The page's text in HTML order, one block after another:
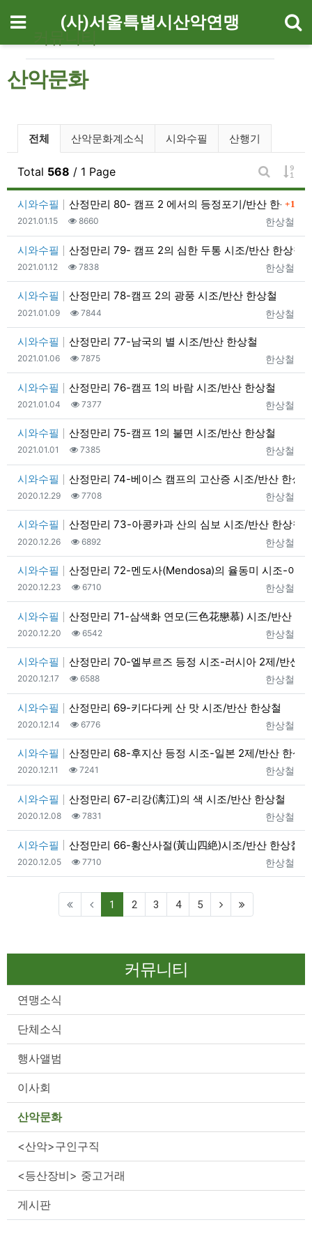
메뉴 (사)서울특별시산악연맹
커뮤니티
산악문화
산악문화 분류 목록
전체 산악문화계소식 시와수필 산행기
Total 568 / 1 Page
게시판 검
게
시와수필 산정만리 80- 캠프 2 에서의 등정포기/반산 한상철
댓글
1
등록자
한상철
등록일
2021.01.15 조회
8660
시와수필 산정만리 79- 캠프 2의 심한 두통 시조/반산 한상철
등록자
한상철
등록일
2021.01.12 조회
7838
시와수필 산정만리 78-캠프 2의 광풍 시조/반산 한상철
등록자
한상철
등록일
2021.01.09 조회
7844
시와수필 산정만리 77-남국의 별 시조/반산 한상철
등록자
한상철
등록일
2021.01.06 조회
7875
시와수필 산정만리 76-캠프 1의 바람 시조/반산 한상철
등록자
한상철
등록일
2021.01.04 조회
7377
시와수필 산정만리 75-캠프 1의 불면 시조/반산 한상철
등록자
한상철
등록일
2021.01.01 조회
7385
시와수필 산정만리 74-베이스 캠프의 고산증 시조/반산 한상철
등록자
한상철
등록일
2020.12.29 조회
7708
시와수필 산정만리 73-아콩카과 산의 심보 시조/반산 한상철
등록자
한상철
등록일
2020.12.26 조회
6892
시와수필 산정만리 72-멘도사(Mendosa)의 율동미 시조-아
등록자
한상철
등록일
2020.12.23 조회
6710
시와수필 산정만리 71-삼색화 연모(三色花戀慕) 시조/반산 한
등록자
한상철
등록일
2020.12.20 조회
6542
시와수필 산정만리 70-엘부르즈 등정 시조-러시아 2제/반산
등록자
한상철
등록일
2020.12.17 조회
6588
시와수필 산정만리 69-키다다케 산 맛 시조/반산 한상철
등록자
한상철
등록일
2020.12.14 조회
6776
시와수필 산정만리 68-후지산 등정 시조-일본 2제/반산 한상
등록자
한상철
등록일
2020.12.11 조회
7241
시와수필 산정만리 67-리강(漓江)의 색 시조/반산 한상철
등록자
한상철
등록일
2020.12.08 조회
7831
시와수필 산정만리 66-황산사절(黃山四絶)시조/반산 한상철
등록자
한상철
등록일
2020.12.05 조회
7710
1 (current)
2 3 4 5
커뮤니티
연맹소식
단체소식
행사앨범
이사회
산악문화
<산악>구인구직
<등산장비> 중고거래
게시판